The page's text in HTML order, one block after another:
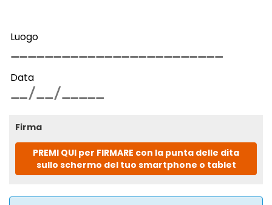
Luogo
Data
Firma
PREMI QUI per FIRMARE con la punta delle dita
sullo schermo del tuo smartphone o tablet